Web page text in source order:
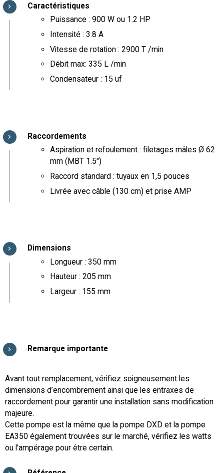
Caractéristiques
Puissance : 900 W ou 1.2 HP
Intensité : 3.8 A
Vitesse de rotation : 2900 T /min
Débit max: 335 L /min
Condensateur : 15 uf
Raccordements
Aspiration et refoulement : filetages mâles Ø 62
mm (MBT 1.5")
Raccord standard : tuyaux en 1,5 pouces
Livrée avec câble (130 cm) et prise AMP
Dimensions
Longueur : 350 mm
Hauteur : 205 mm
Largeur : 155 mm
Remarque importante
Avant tout remplacement, vérifiez soigneusement les
dimensions d’encombrement ainsi que les entraxes de
raccordement pour garantir une installation sans modification
majeure.
Cette pompe est la même que la pompe DXD et la pompe
EA350 également trouvées sur le marché, vérifiez les watts
ou l'ampérage pour être certain.